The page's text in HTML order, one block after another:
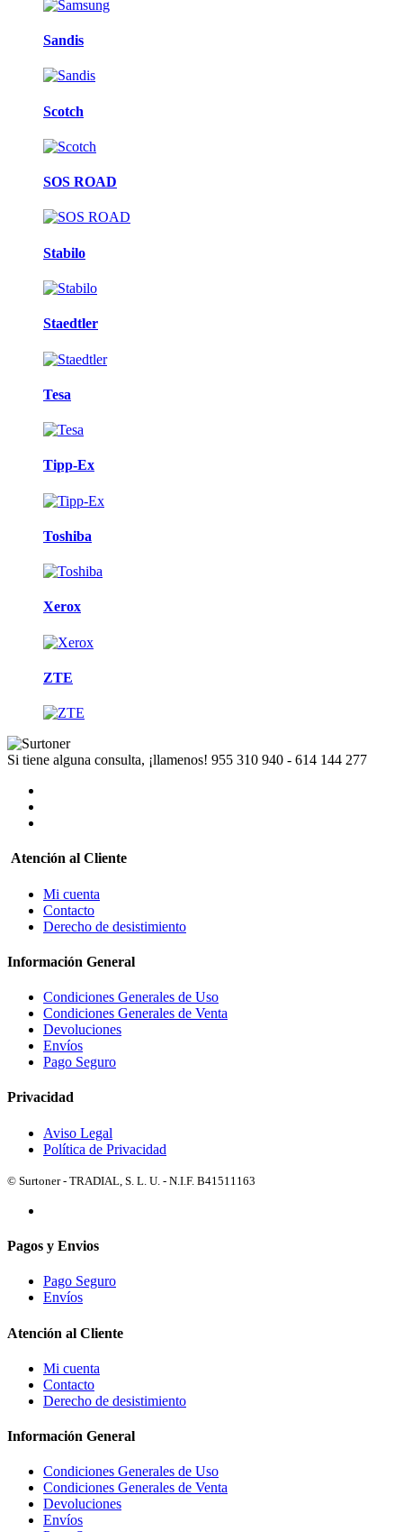
Sandis
Scotch
SOS ROAD
Stabilo
Staedtler
Tesa
Tipp-Ex
Toshiba
Xerox
ZTE
Si tiene alguna consulta, ¡llamenos! 955 310 940 - 614 144 277
Atención al Cliente
Mi cuenta
Contacto
Derecho de desistimiento
Información General
Condiciones Generales de Uso
Condiciones Generales de Venta
Devoluciones
Envíos
Pago Seguro
Privacidad
Aviso Legal
Política de Privacidad
© Surtoner - TRADIAL, S. L. U. - N.I.F. B41511163
Pagos y Envios
Pago Seguro
Envíos
Atención al Cliente
Mi cuenta
Contacto
Derecho de desistimiento
Información General
Condiciones Generales de Uso
Condiciones Generales de Venta
Devoluciones
Envíos